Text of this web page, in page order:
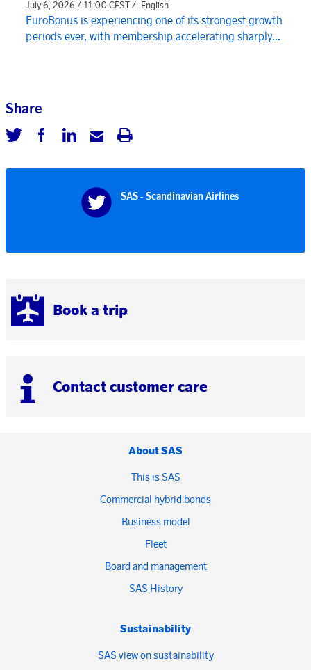
Book a trip
Contact customer care
July 6, 2026 / 11:00 CEST / English
EuroBonus is experiencing one of its strongest growth
periods ever, with membership accelerating sharply...
Share
SAS - Scandinavian Airlines
About SAS
This is SAS
Commercial hybrid bonds
Business model
Fleet
Board and management
SAS History
Sustainability
SAS view on sustainability